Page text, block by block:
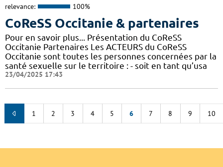
relevance: 100%
CoReSS Occitanie & partenaires
Pour en savoir plus... Présentation du CoReSS
Occitanie Partenaires Les ACTEURS du CoReSS
Occitanie sont toutes les personnes concernées par la
santé sexuelle sur le territoire : - soit en tant qu’usa
23/04/2025 17:43
1 2 3 4 5 6 7 8 9 10